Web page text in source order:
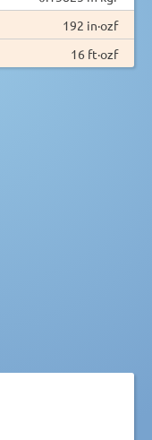
192 in·ozf
16 ft·ozf